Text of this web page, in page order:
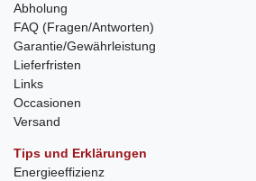
Abholung
FAQ (Fragen/Antworten)
Garantie/Gewährleistung
Lieferfristen
Links
Occasionen
Versand
Tips und Erklärungen
Energieeffizienz